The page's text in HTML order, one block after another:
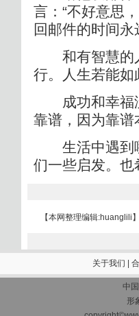
言：“不好意思
回邮件的时间
和有智慧的人
行。人生若能
成功和幸福没
靠谱，因为靠
生活中遇到哪
们一些启发。也
【本网整理编辑:huanglili
关于我们
中
形